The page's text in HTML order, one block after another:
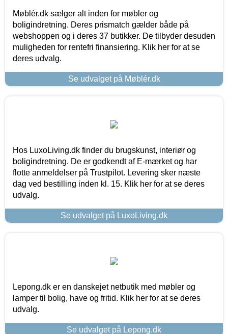
Møblér.dk sælger alt inden for møbler og
boligindretning. Deres prismatch gælder både på
webshoppen og i deres 37 butikker. De tilbyder desuden
muligheden for rentefri finansiering. Klik her for at se
deres udvalg.
Se udvalget på Møblér.dk
Hos LuxoLiving.dk finder du brugskunst, interiør og
boligindretning. De er godkendt af E-mærket og har
flotte anmeldelser på Trustpilot. Levering sker næste
dag ved bestilling inden kl. 15. Klik her for at se deres
udvalg.
Se udvalget på LuxoLiving.dk
Lepong.dk er en danskejet netbutik med møbler og
lamper til bolig, have og fritid. Klik her for at se deres
udvalg.
Se udvalget på Lepong.dk